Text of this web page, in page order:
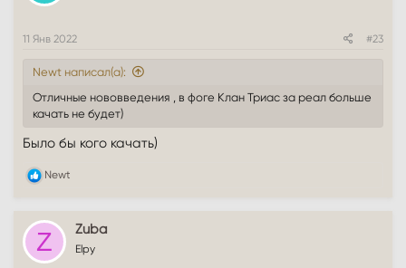
11 Янв 2022 #23
Newt написал(а):
Отличные нововведения , в фоге Клан Триас за реал больше
качать не будет)
Было бы кого качать)
Р
к
ц
и
и
Newt
Z Zuba
Elpy